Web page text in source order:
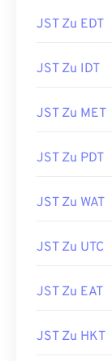
JST Zu EDT
JST Zu IDT
JST Zu MET
JST Zu PDT
JST Zu WAT
JST Zu UTC
JST Zu EAT
JST Zu HKT